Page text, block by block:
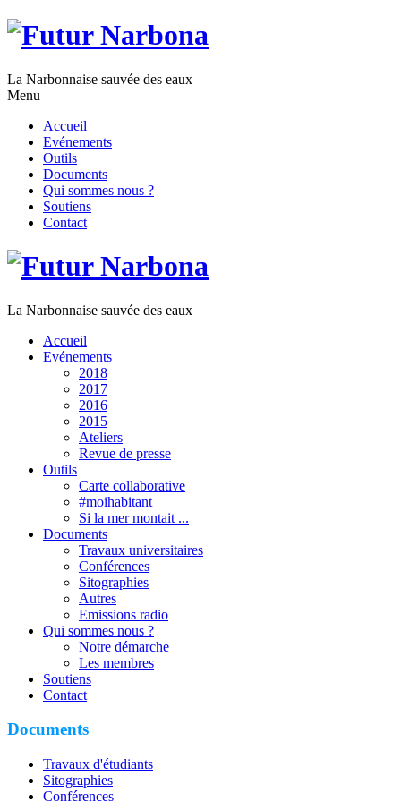
La Narbonnaise sauvée des eaux
Menu
Accueil
Evénements
Outils
Documents
Qui sommes nous ?
Soutiens
Contact
La Narbonnaise sauvée des eaux
Accueil
Evénements
2018
2017
2016
2015
Ateliers
Revue de presse
Outils
Carte collaborative
#moihabitant
Si la mer montait ...
Documents
Travaux universitaires
Conférences
Sitographies
Autres
Emissions radio
Qui sommes nous ?
Notre démarche
Les membres
Soutiens
Contact
Documents
Travaux d'étudiants
Sitographies
Conférences